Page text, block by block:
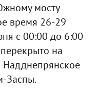
мосту
время 26-29
с 00:00 до 6:00
на
Надднепрянское
Заспы.